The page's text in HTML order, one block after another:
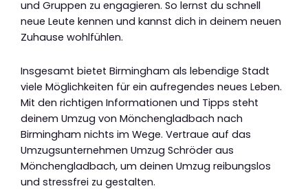
und Gruppen zu engagieren. So lernst du schnell
neue Leute kennen und kannst dich in deinem neuen
Zuhause wohlfühlen.
Insgesamt bietet Birmingham als lebendige Stadt
viele Möglichkeiten für ein aufregendes neues Leben.
Mit den richtigen Informationen und Tipps steht
deinem Umzug von Mönchengladbach nach
Birmingham nichts im Wege. Vertraue auf das
Umzugsunternehmen Umzug Schröder aus
Mönchengladbach, um deinen Umzug reibungslos
und stressfrei zu gestalten.